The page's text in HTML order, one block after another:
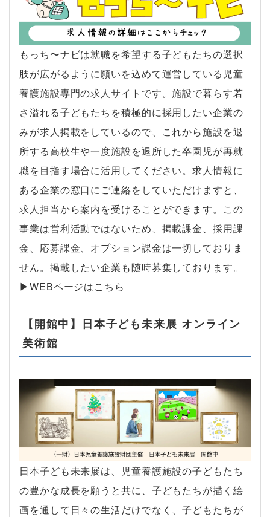
もっち〜ナビは就職を希望する子どもたちの選択
肢が広がるように願いを込めて運営している児童
養護施設専門の求人サイトです。施設で暮らす若
さ溢れる子どもたちを積極的に採用したい企業の
みが求人掲載をしているので、これから施設を退
所する高校生や一度施設を退所した卒園児が再就
職を目指す場合に活用してください。求人情報に
ある企業の窓口にご連絡をしていただけますと、
求人担当から案内を受けることができます。この
事業は営利活動ではないため、掲載課金、採用課
金、応募課金、オプション課金は一切しておりま
せん。掲載したい企業も随時募集しております。
▶︎WEBページはこちら
【開館中】日本子ども未来展 オンライン
美術館
日本子ども未来展は、児童養護施設の子どもたち
の豊かな成長を願うと共に、子どもたちが描く絵
画を通して日々の生活だけでなく、子どもたちが